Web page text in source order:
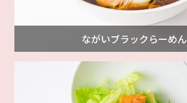
ながいブラックらーめん